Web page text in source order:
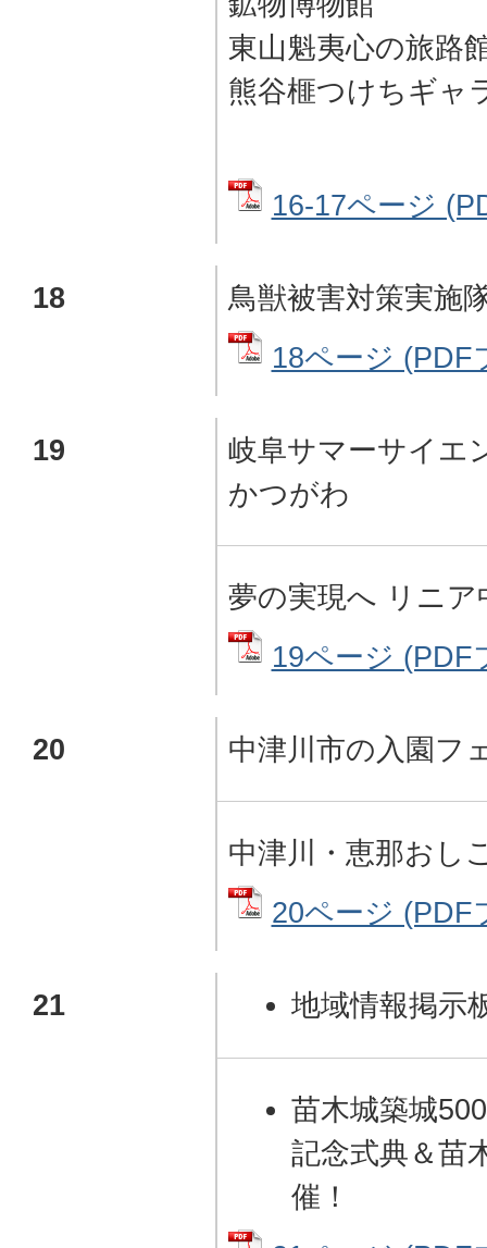
東山魁夷心の旅路
熊谷榧つけちギャ
16-17ページ
18
鳥獣被害対策実施
18ページ (PDF
19
岐阜サマーサイエ
かつがわ
夢の実現へ リニア
19ページ (PDF
20 中津川市の入園フ
中津川・恵那おし
20ページ (PDF
21 地域情報掲示
苗木城築城
記念式典＆苗
催！